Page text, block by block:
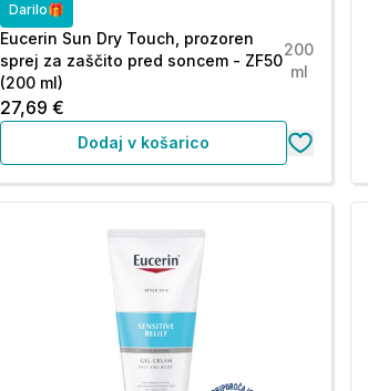
Darilo🎁
Eucerin Sun Dry Touch, prozoren
sprej za zaščito pred soncem - ZF50
(200 ml)
200
ml
27,69 €
Dodaj v košarico